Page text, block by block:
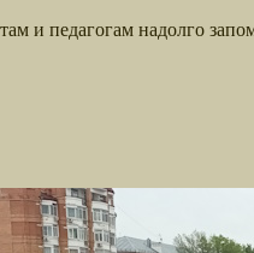
и педагогам надолго